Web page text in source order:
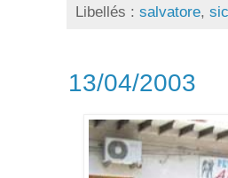
Libellés : salvatore,
13/04/2003